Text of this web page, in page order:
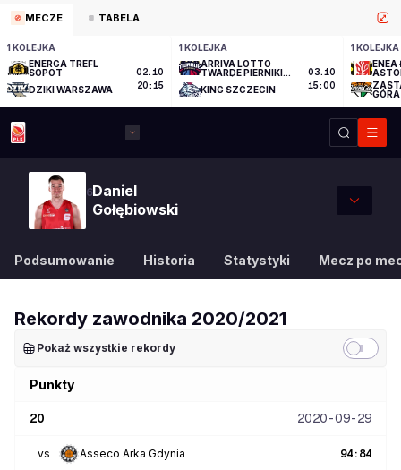
MECZE TABELA
1 KOLEJKA
ENERGA TREFL
SOPOT
DZIKI WARSZAWA
02.10
20:15
1 KOLEJKA
ARRIVA LOTTO
TWARDE PIERNIKI
KING SZCZECIN
03.10
15:00
1 KOLEJKA
ENEA
GÓRA
6Daniel
Gołębiowski
Podsumowanie Historia Statystyki Mecz po
Rekordy zawodnika 2020/2021
Pokaż wszystkie rekordy
Punkty
20 2020-09-29
vs Asseco Arka Gdynia 94 : 84